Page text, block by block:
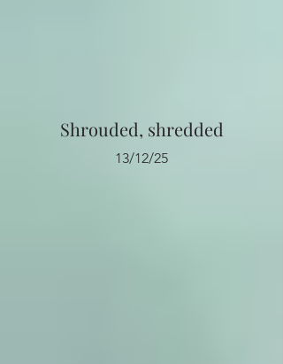
Shrouded, shredded
13/12/25